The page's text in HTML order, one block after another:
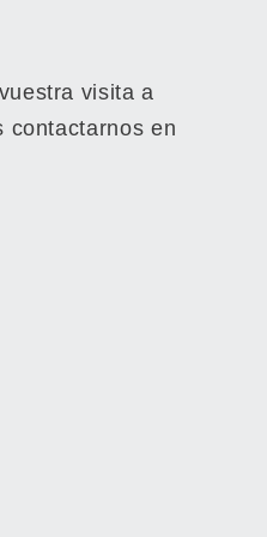
visita a
contactarnos en